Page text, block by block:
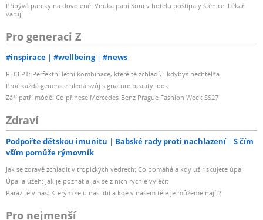
Přibývá paniky na dovolené: Vnuka paní Soni v hotelu poštípaly štěnice! Lékaři
varují
Pro generaci Z
#inspirace #wellbeing #news
RECEPT: Perfektní letní kombinace, které tě zchladí, i kdybys nechtěl*a
Proč každá generace hledá svůj signature beauty look
Září patří módě: Co přinese Mercedes-Benz Prague Fashion Week SS27
Zdraví
Podpořte dětskou imunitu Babské rady proti nachlazení
S čím
vším pomůže rýmovník
Jak se zdravě zchladit v tropických vedrech: Co pomáhá a kdy už riskujete úpal
Úpal a úžeh: Jak je poznat a jak se z nich rychle vyléčit
Parazité v nás: Kterým se u nás líbí a kde v našem těle je můžeme najít?
Pro nejmenší